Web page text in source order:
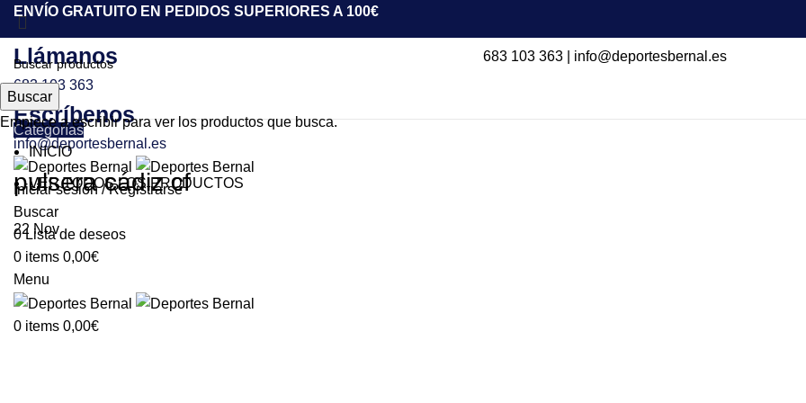
ENVÍO GRATUITO EN PEDIDOS SUPERIORES A 100€
683 103 363| info@deportesbernal.es
Llámanos
683 103 363
Escríbenos
info@deportesbernal.es
Iniciar sesión / Registrarse
Buscar
0Lista de deseos
0 items 0,00€
Menu
0 items 0,00€
Categorías
INICIO
VER TODOS LOS PRODUCTOS
pulsera cádiz cf
22 Nov
Buscar
Empiece a escribir para ver los productos que busca.